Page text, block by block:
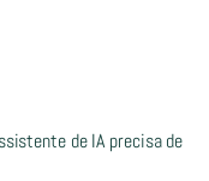
de IA precisa de